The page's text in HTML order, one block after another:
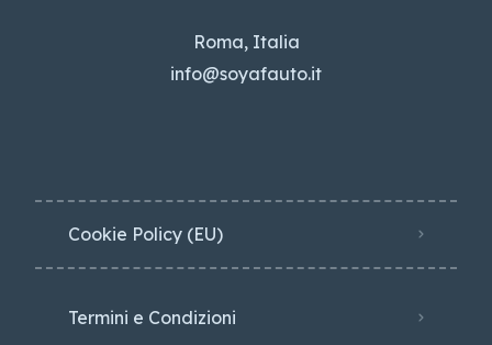
Roma, Italia
info@soyafauto.it
Cookie Policy (EU)
Termini e Condizioni